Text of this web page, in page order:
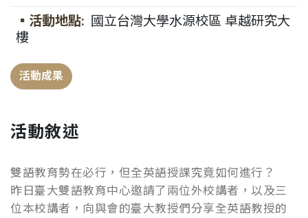
▪活動地點: 國立台灣大學水源校區 卓越研究大
樓
活動成果
活動敘述
雙語教育勢在必行，但全英語授課究竟如何進行？
昨日臺大雙語教育中心邀請了兩位外校講者，以及三
位本校講者，向與會的臺大教授們分享全英語教授的